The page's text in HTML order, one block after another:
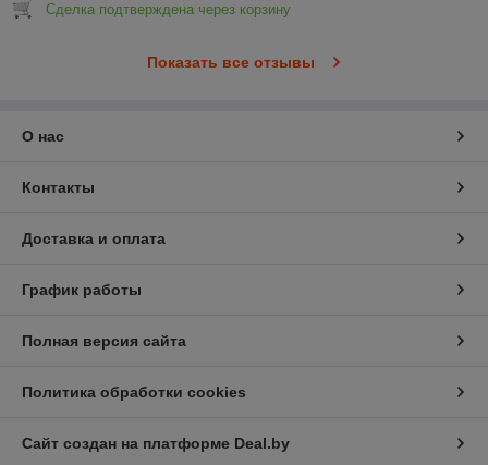
Сделка подтверждена через корзину
Показать все отзывы
О нас
Контакты
Доставка и оплата
График работы
Полная версия сайта
Политика обработки cookies
Сайт создан на платформе Deal.by